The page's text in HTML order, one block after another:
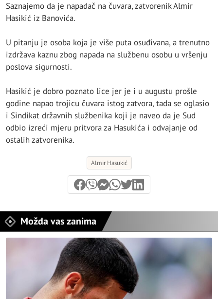
Saznajemo da je napadač na čuvara, zatvorenik Almir
Hasikić iz Banovića.
U pitanju je osoba koja je više puta osuđivana, a trenutno
izdržava kaznu zbog napada na službenu osobu u vršenju
poslova sigurnosti.
Hasikić je dobro poznato lice jer je i u augustu prošle
godine napao trojicu čuvara istog zatvora, tada se oglasio
i Sindikat državnih službenika koji je naveo da je Sud
odbio izreći mjeru pritvora za Hasukića i odvajanje od
ostalih zatvorenika.
Almir Hasukić
Možda vas zanima